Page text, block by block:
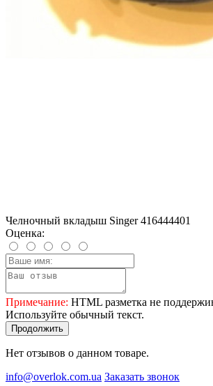
Челночный вкладыш Singer 416444401
Оценка:
Примечание: HTML разметка не
Используйте обычный текст.
Продолжить
Нет отзывов о данном товаре.
info@overlok.com.ua Заказать звонок